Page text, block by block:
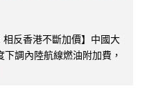
相反香港不斷加價】中國大
調內陸航線燃油附加費，